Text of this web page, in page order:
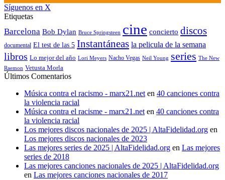
Síguenos en X
Etiquetas
Barcelona Bob Dylan Bruce Springsteen cine concierto discos
documental El test de las 5 Instantáneas la pelicula de la semana
libros Lo mejor del año Lori Meyers Nacho Vegas Neil Young series The New
Raemon Vetusta Morla
Últimos Comentarios
Música contra el racismo - marx21.neten 40 canciones contra
la violencia racial
Música contra el racisme - marx21.neten 40 canciones contra
la violencia racial
Los mejores discos nacionales de 2025 | AltaFidelidad.org en
Los mejores discos nacionales de 2023
Las mejores series de 2025 | AltaFidelidad.org en Las mejores
series de 2018
Las mejores canciones nacionales de 2025 | AltaFidelidad.org
en Las mejores canciones nacionales de 2017